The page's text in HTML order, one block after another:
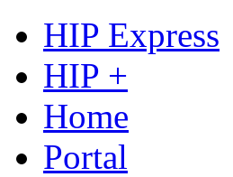
HIP Express
HIP +
Home
Portal